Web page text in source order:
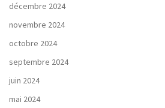
décembre 2024
novembre 2024
octobre 2024
septembre 2024
juin 2024
mai 2024